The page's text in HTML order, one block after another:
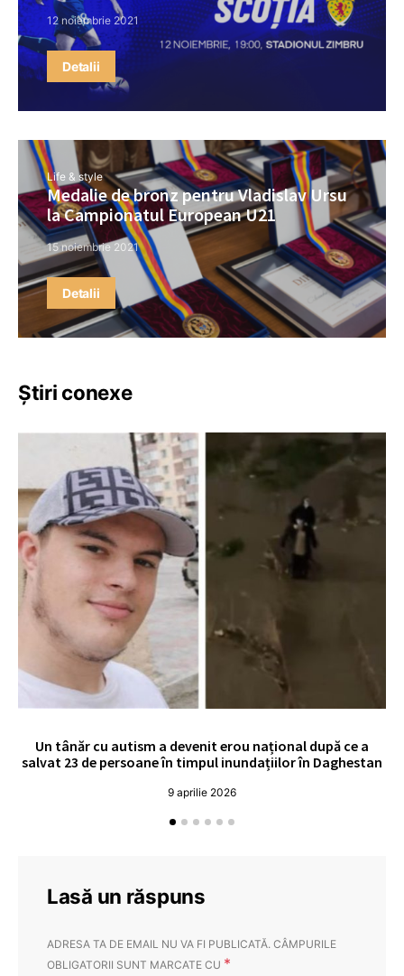
12 noiembrie 2021
Detalii
Life & style
Medalie de bronz pentru Vladislav Ursu
la Campionatul European U21
15 noiembrie 2021
Detalii
Știri conexe
Un tânăr cu autism a devenit erou național după ce a
salvat 23 de persoane în timpul inundațiilor în Daghestan
9 aprilie 2026
Lasă un răspuns
ADRESA TA DE EMAIL NU VA FI PUBLICATĂ. CÂMPURILE
OBLIGATORII SUNT MARCATE CU *